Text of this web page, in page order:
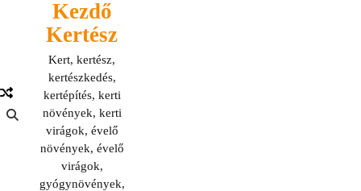
Kezdő
Kertész
Kert, kertész,
kertészkedés,
kertépítés, kerti
növények, kerti
virágok, évelő
növények, évelő
virágok,
gyógynövények,